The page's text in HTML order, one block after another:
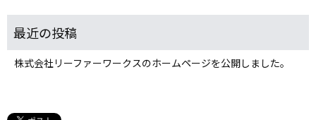
株式会社リーファーワークスのホームページを公開しました。